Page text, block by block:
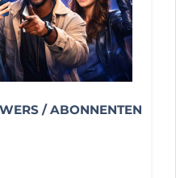
/ ABONNENTEN